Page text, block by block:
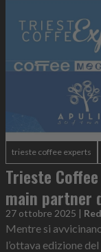
trieste coffee experts
Trieste
main partner
27 ottobre 2025 |
Mentre si
l’ottava edizione